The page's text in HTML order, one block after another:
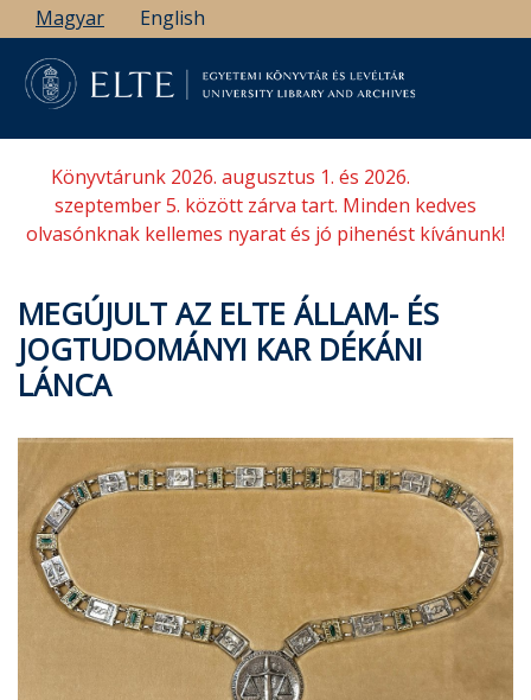
Ugrás
a
tartalomra
Magyar English
Könyvtárunk 2026. augusztus 1. és 2026.
szeptember 5. között zárva tart. Minden kedves
olvasónknak kellemes nyarat és jó pihenést kívánunk!
MEGÚJULT AZ ELTE ÁLLAM- ÉS
JOGTUDOMÁNYI KAR DÉKÁNI
LÁNCA